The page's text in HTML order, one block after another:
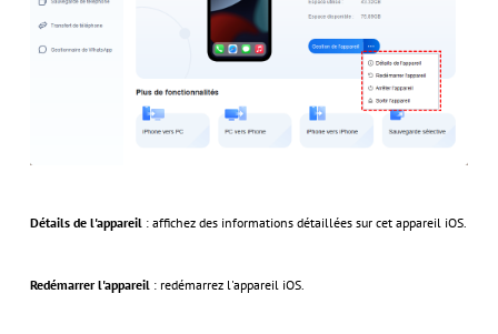
Détails de l'appareil: affichez des informations détaillées sur cet appareil iOS.
Redémarrer l'appareil: redémarrez l'appareil iOS.